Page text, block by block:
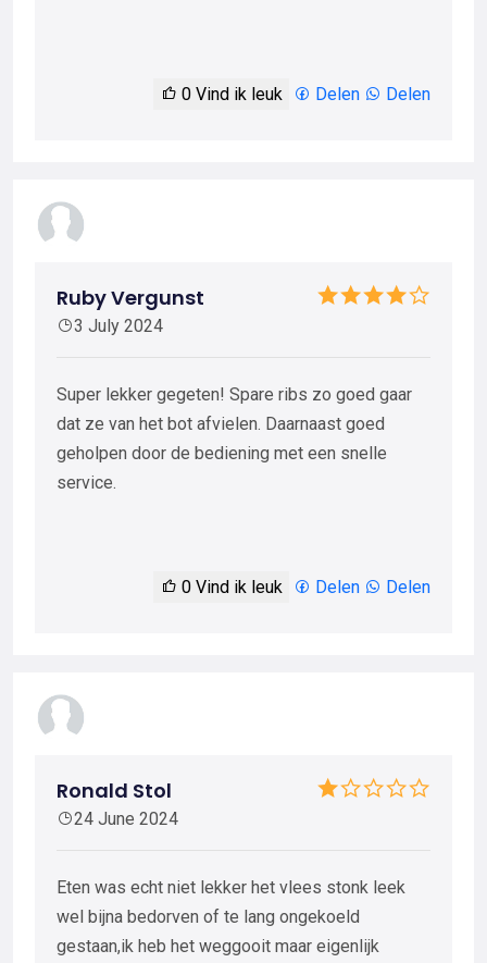
0 Vind ik leuk Delen Delen
Ruby Vergunst
3 July 2024
Super lekker gegeten! Spare ribs zo goed gaar
dat ze van het bot afvielen. Daarnaast goed
geholpen door de bediening met een snelle
service.
0 Vind ik leuk Delen Delen
Ronald Stol
24 June 2024
Eten was echt niet lekker het vlees stonk leek
wel bijna bedorven of te lang ongekoeld
gestaan,ik heb het weggooit maar eigenlijk